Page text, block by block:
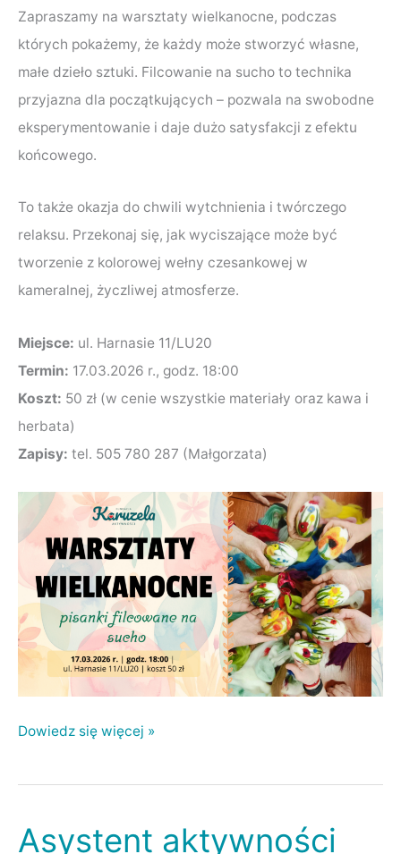
Zapraszamy na warsztaty wielkanocne, podczas
których pokażemy, że każdy może stworzyć własne,
małe dzieło sztuki. Filcowanie na sucho to technika
przyjazna dla początkujących – pozwala na swobodne
eksperymentowanie i daje dużo satysfakcji z efektu
końcowego.
To także okazja do chwili wytchnienia i twórczego
relaksu. Przekonaj się, jak wyciszające może być
tworzenie z kolorowej wełny czesankowej w
kameralnej, życzliwej atmosferze.
Miejsce: ul. Harnasie 11/LU20
Termin: 17.03.2026 r., godz. 18:00
Koszt: 50 zł (w cenie wszystkie materiały oraz kawa i
herbata)
Zapisy: tel. 505 780 287 (Małgorzata)
Dowiedz się więcej »
Asystent aktywności
Asystent